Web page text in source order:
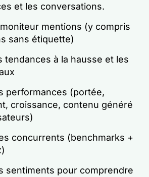
et les conversations.
mentions (y compris
sans étiquette)
tendances à la hausse et les
performances (portée,
croissance, contenu généré
concurrents (benchmarks +
sentiments pour comprendre